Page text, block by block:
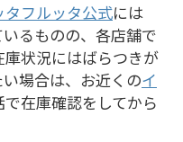
タフルッタ公式には
いるものの、各店舗で
状況にはばらつきが
場合は、お近くのイ
で在庫確認をしてから